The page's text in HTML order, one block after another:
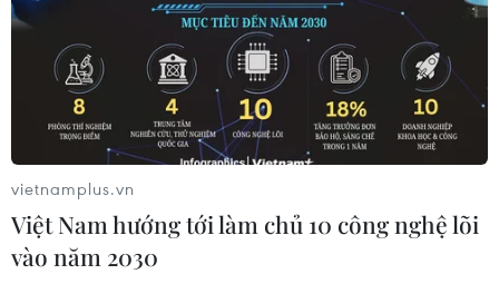
Ra mắt cuốn sách 'Tiểu sử chính trị Hồ
Chí Minh' tại Đức
03/09/2020 15:15
Tác giả Hellmut Kapfenberger cho biết cuốn "Tiểu sử
chính trị Hồ Chí Minh" xuất bản lần này là phiên bản
vietnamplus.vn
Việt Nam hướng tới làm chủ 10 công nghệ lõi
vào năm 2030